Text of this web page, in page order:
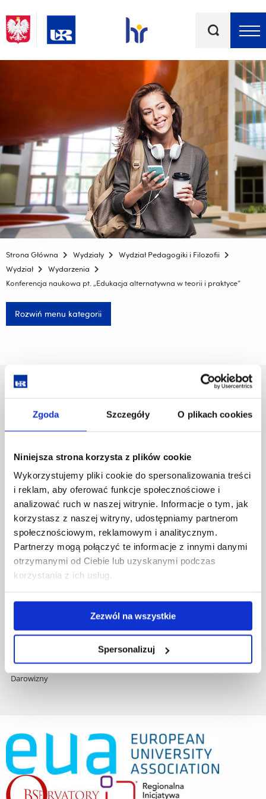
Zgoda Szczegóły O plikach cookies
Niniejsza strona korzysta z plików cookie
Wykorzystujemy pliki cookie do spersonalizowania treści
i reklam, aby oferować funkcje społecznościowe i
analizować ruch w naszej witrynie. Informacje o tym, jak
korzystasz z naszej witryny, udostępniamy partnerom
społecznościowym, reklamowym i analitycznym.
Partnerzy mogą połączyć te informacje z innymi danymi
otrzymanymi od Ciebie lub uzyskanymi podczas
korzystania z ich usług.
Zezwól na wszystkie
Spersonalizuj
kluczowe
Strona Główna Wydziały
Wydział Pedagogiki i Filozofii
Wydział
Wydarzenia
Konferencja naukowa pt. „Edukacja alternatywna w teorii i praktyce”
Rozwiń menu kategorii
35-959 Rzeszów
nawigację
przejdź
treści
Mapa serwisu
Biblioteka
Wydawnictwo
Covid info
Studia podyplomowe
Praca na UR
Zamówienia publiczne
Fundusze strukturalne
Projekty współfinansowane przez UE
Projekty realizowane z KPO
Deklaracja dostępności cyfrowej
Projekty badawcze
Darowizny